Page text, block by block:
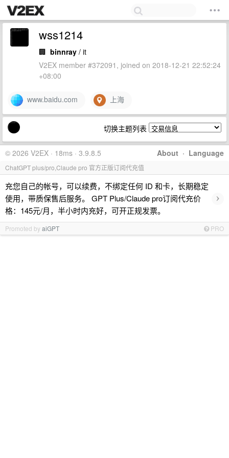
wss1214
🏢 binnray / it
V2EX member #372091, joined on 2018-12-21 22:52:24
+08:00
www.baidu.com 上海
切换主题列表
About · Language
© 2026 V2EX · 18ms · 3.9.8.5
ChatGPT plus/pro,Claude pro 官方正版订阅代充值
充您自己的帐号，可以续费，不绑定任何 ID 和卡，长期稳定
使用，带质保售后服务。 GPT Plus/Claude pro订阅代充价
格：145元/月，半小时内充好，可开正规发票。
›
Promoted byaiGPT PRO